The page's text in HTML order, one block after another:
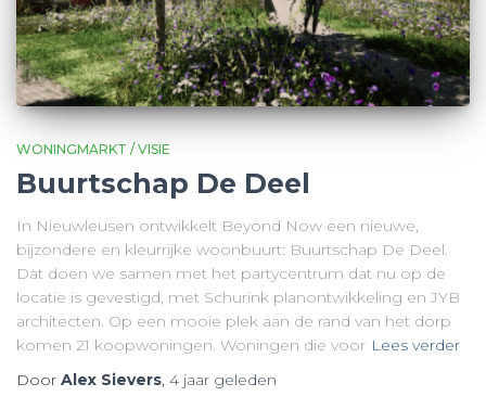
WONINGMARKT / VISIE
Buurtschap De Deel
In Nieuwleusen ontwikkelt Beyond Now een nieuwe,
bijzondere en kleurrijke woonbuurt: Buurtschap De Deel.
Dat doen we samen met het partycentrum dat nu op de
locatie is gevestigd, met Schurink planontwikkeling en JYB
architecten. Op een mooie plek aan de rand van het dorp
komen 21 koopwoningen. Woningen die voor Lees verder
Door Alex Sievers, 4 jaar geleden